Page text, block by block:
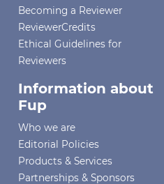
Becoming a Reviewer
ReviewerCredits
Ethical Guidelines for
Reviewers
Information about
Fup
Who we are
Editorial Policies
Products & Services
Partnerships & Sponsors